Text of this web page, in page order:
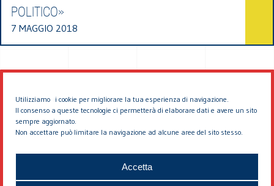
Utilizziamo i cookie per migliorare la tua esperienza di navigazione.
Il consenso a queste tecnologie ci permetterà di elaborare dati e avere un sito
sempre aggiornato.
Non accettare può limitare la navigazione ad alcune aree del sito stesso.
Accetta
POLITICO»
7 MAGGIO 2018
© 2026 EDDYBURG